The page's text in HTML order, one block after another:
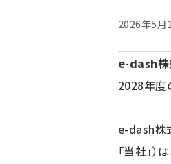
2026年5月
e-dash株
2028年度
e-dash株
「当社」